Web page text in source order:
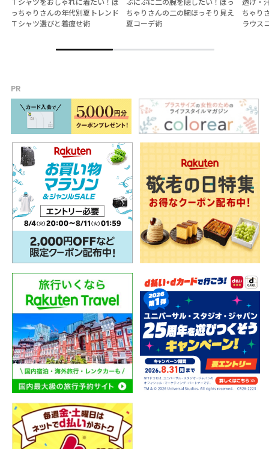
っちゃりさんの年代別夏トレンド
Ｔシャツ選びと着痩せ術
ちゃりさんの二の腕ほっそり見え
夏コーデ術
ちゃり
ラウス
PR